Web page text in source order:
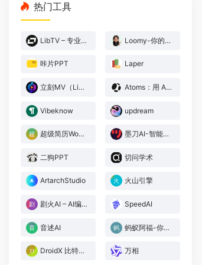
热门工具
LibTV – 专业视频创作工具 Loomy-你的AI工作搭子
咔片PPT Laper
立刻MV（LickMV） – AI音乐视频生成器 Atoms：用 AI 构建网站与应用，无需编码
Vibeknow updream
超级简历WonderCV 墨刀AI-智能原型设计
二狗PPT 切问学术
ArtarchStudio 火山引擎
剧火AI – AI编剧+导演，一人短剧工作室 SpeedAI
音述AI 蚂蚁阿福-你的AI医生朋友
DroidX 比特矩阵 – 定制你的AI智能体 万相